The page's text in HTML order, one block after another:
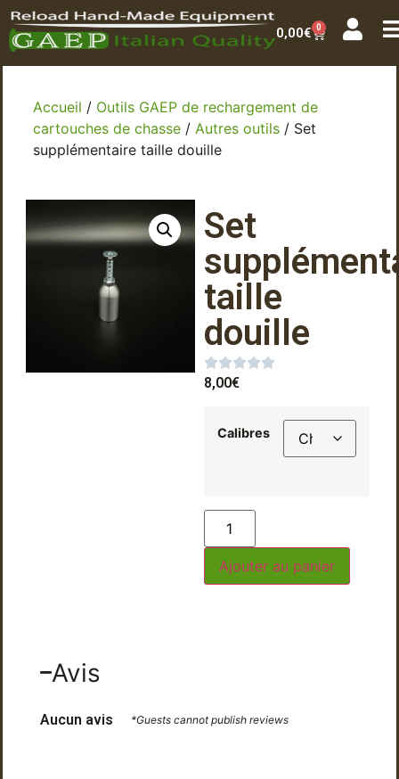
0,00€ 0
Accueil / Outils GAEP de rechargement de
cartouches de chasse / Autres outils / Set
supplémentaire taille douille
Set
taille
douille
8,00€
Calibres
Ajouter au panier
Avis
Aucun avis *Guests cannot publish reviews